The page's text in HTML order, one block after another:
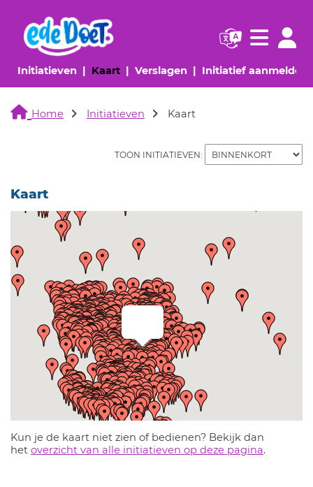
Initiatieven (huidige pagina)
Kaart(huidige pagina)
Verslagen (huidige pagina)
Initiatief aanmelden
Navigatie
Home Initiatieven Kaart
TOON INITIATIEVEN:
Kaart
Kun je de kaart niet zien of bedienen? Bekijk dan
het overzicht van alle initiatieven op deze pagina.